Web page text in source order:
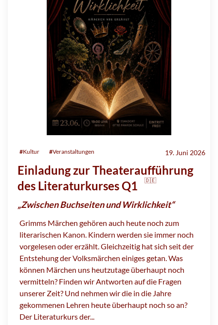
#Kultur #Veranstaltungen 19. Juni 2026
Einladung zur Theateraufführung
des Literaturkurses Q1
🇩🇪
„Zwischen Buchseiten und Wirklichkeit“
Grimms Märchen gehören auch heute noch zum
literarischen Kanon. Kindern werden sie immer noch
vorgelesen oder erzählt. Gleichzeitig hat sich seit der
Entstehung der Volksmärchen einiges getan. Was
können Märchen uns heutzutage überhaupt noch
vermitteln? Finden wir Antworten auf die Fragen
unserer Zeit? Und nehmen wir die in die Jahre
gekommenen Lehren heute überhaupt noch so an?
Der Literaturkurs der...